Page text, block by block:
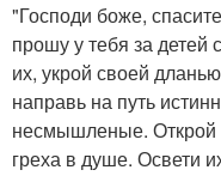
"Господи боже,
прошу у тебя за
их, укрой своей
направь на путь
несмышленые. Открой
греха в душе. Освети